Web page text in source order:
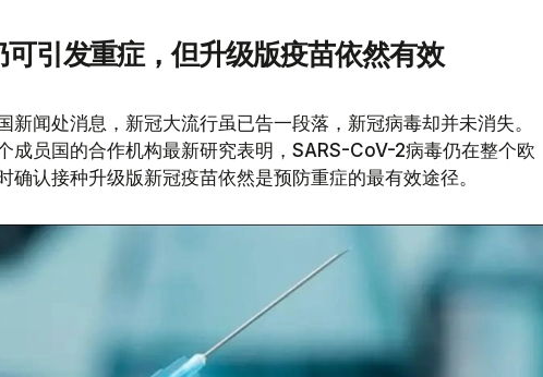
引发重症，但升级版疫苗依然有效
新闻处消息，新冠大流行虽已告一段落，新冠病毒却并未消失。
成员国的合作机构最新研究表明，SARS-CoV-2病毒仍在整个欧
认接种升级版新冠疫苗依然是预防重症的最有效途径。